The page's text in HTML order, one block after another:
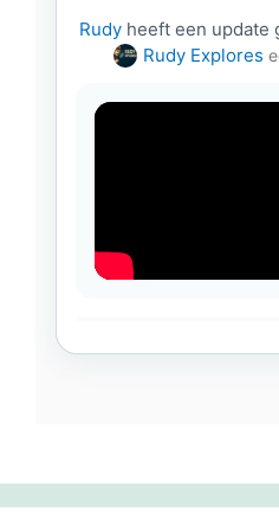
Rudyheeft een update
Rudy Explores